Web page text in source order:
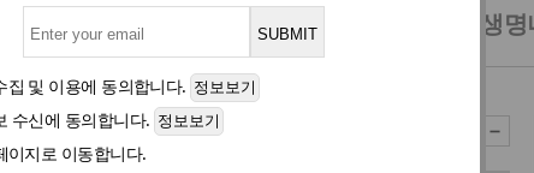
집 및 이용에 동의합니다.
수신에 동의합니다.
이지로 이동합니다.
원장, 한국지방자치학회 국회정책위원장, 신생